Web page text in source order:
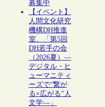
募集中
【イベント】
人間文化研究
機構DH推進
室、「第5回
DH若手の会
（2026夏）―
デジタル・ヒ
ューマニティ
ーズで“繋が
る×広がる”人
文学―」